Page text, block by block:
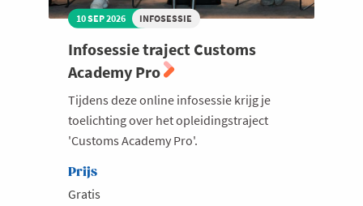
10 SEP 2026 INFOSESSIE
Infosessie traject Customs
Academy Pro
Tijdens deze online infosessie krijg je
toelichting over het opleidingstraject
'Customs Academy Pro'.
Prijs
Gratis